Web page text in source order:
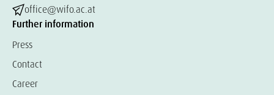
office@wifo.ac.at
Further information
Press
Contact
Career